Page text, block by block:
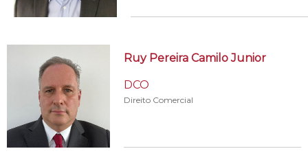
Ruy Pereira Camilo Junior
DCO
Direito Comercial